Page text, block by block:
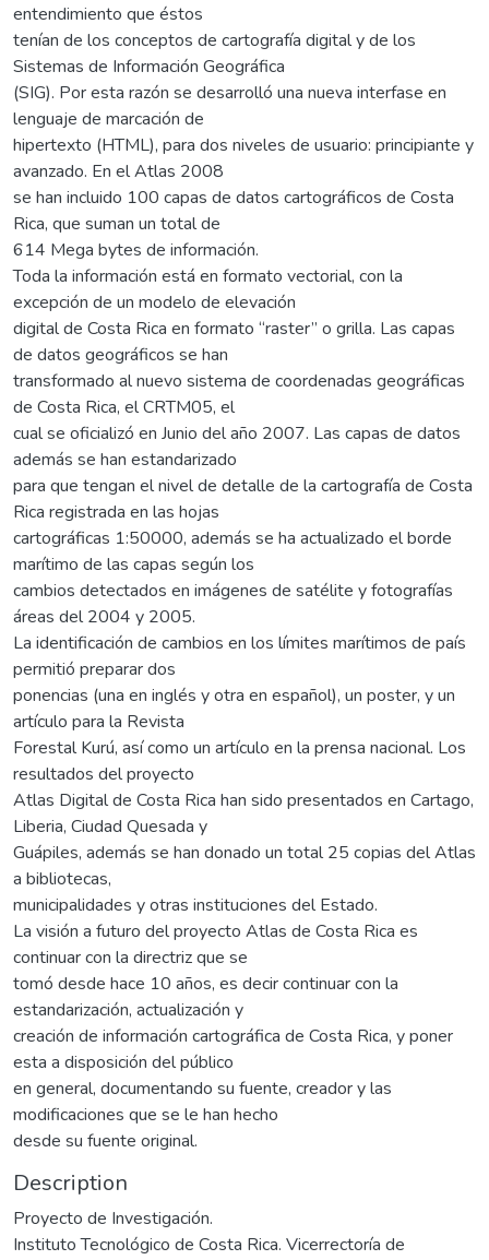
entendimiento que éstos
tenían de los conceptos de cartografía digital y de los
Sistemas de Información Geográfica
(SIG). Por esta razón se desarrolló una nueva interfase en
lenguaje de marcación de
hipertexto (HTML), para dos niveles de usuario: principiante y
avanzado. En el Atlas 2008
se han incluido 100 capas de datos cartográficos de Costa
Rica, que suman un total de
614 Mega bytes de información.
Toda la información está en formato vectorial, con la
excepción de un modelo de elevación
digital de Costa Rica en formato “raster” o grilla. Las capas
de datos geográficos se han
transformado al nuevo sistema de coordenadas geográficas
de Costa Rica, el CRTM05, el
cual se oficializó en Junio del año 2007. Las capas de datos
además se han estandarizado
para que tengan el nivel de detalle de la cartografía de Costa
Rica registrada en las hojas
cartográficas 1:50000, además se ha actualizado el borde
marítimo de las capas según los
cambios detectados en imágenes de satélite y fotografías
áreas del 2004 y 2005.
La identificación de cambios en los límites marítimos de país
permitió preparar dos
ponencias (una en inglés y otra en español), un poster, y un
artículo para la Revista
Forestal Kurú, así como un artículo en la prensa nacional. Los
resultados del proyecto
Atlas Digital de Costa Rica han sido presentados en Cartago,
Liberia, Ciudad Quesada y
Guápiles, además se han donado un total 25 copias del Atlas
a bibliotecas,
municipalidades y otras instituciones del Estado.
La visión a futuro del proyecto Atlas de Costa Rica es
continuar con la directriz que se
tomó desde hace 10 años, es decir continuar con la
estandarización, actualización y
creación de información cartográfica de Costa Rica, y poner
esta a disposición del público
en general, documentando su fuente, creador y las
modificaciones que se le han hecho
desde su fuente original.
Description
Proyecto de Investigación.
Instituto Tecnológico de Costa Rica. Vicerrectoría de